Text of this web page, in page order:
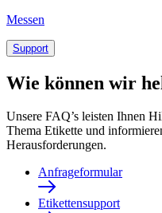
Messen
Support
Wie können wir
Unsere FAQ’s leisten Ihnen
Thema Etikette und
Herausforderungen.
Anfrageformular
Etikettensupport